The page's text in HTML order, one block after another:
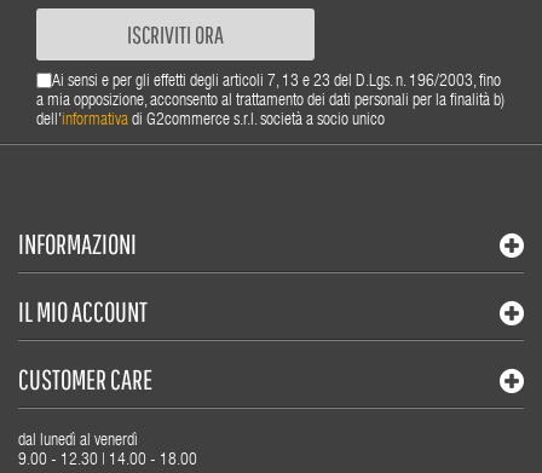
ISCRIVITI ORA
Ai sensi e per gli effetti degli articoli 7, 13 e 23 del D.Lgs. n. 196/2003, fino
a mia opposizione, acconsento al trattamento dei dati personali per la finalità b)
dell'informativa di G2commerce s.r.l. società a socio unico
INFORMAZIONI
IL MIO ACCOUNT
CUSTOMER CARE
dal lunedì al venerdì
9.00 - 12.30 | 14.00 - 18.00